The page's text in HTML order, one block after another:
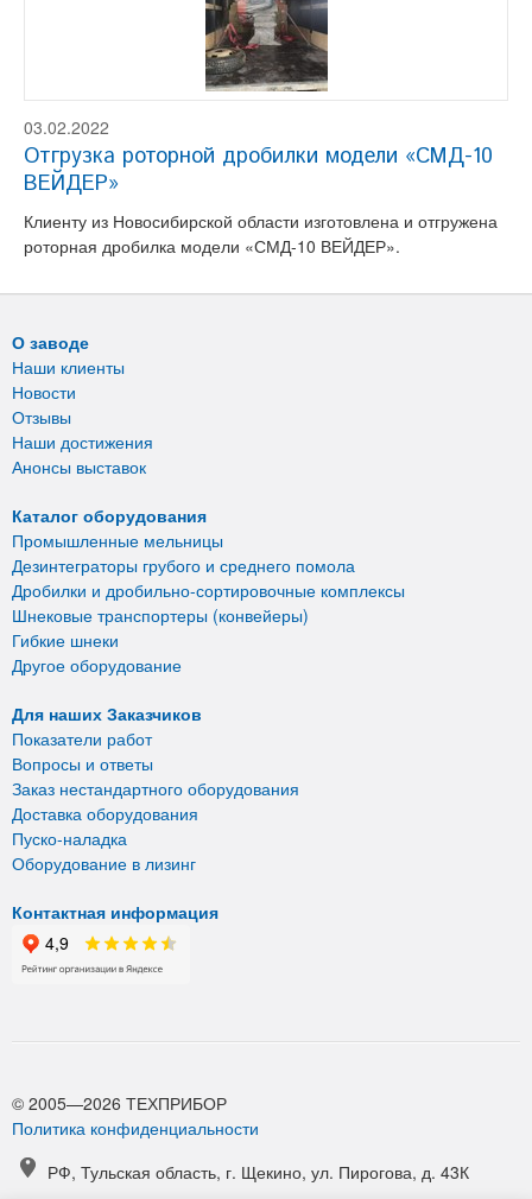
03.02.2022
Отгрузка роторной дробилки модели «СМД-10
ВЕЙДЕР»
Клиенту из Новосибирской области изготовлена и отгружена
роторная дробилка модели «СМД-10 ВЕЙДЕР».
О заводе
Наши клиенты
Новости
Отзывы
Наши достижения
Анонсы выставок
Каталог оборудования
Промышленные мельницы
Дезинтеграторы грубого и среднего помола
Дробилки и дробильно-сортировочные комплексы
Шнековые транспортеры (конвейеры)
Гибкие шнеки
Другое оборудование
Для наших Заказчиков
Показатели работ
Вопросы и ответы
Заказ нестандартного оборудования
Доставка оборудования
Пуско-наладка
Оборудование в лизинг
Контактная информация
© 2005—2026 ТЕХПРИБОР
Политика конфиденциальности
РФ, Тульская область, г. Щекино, ул. Пирогова, д. 43К